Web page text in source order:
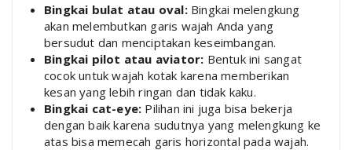
Bingkai bulat atau oval:Bingkai melengkung
akan melembutkan garis wajah Anda yang
bersudut dan menciptakan keseimbangan.
Bingkai pilot atau aviator: Bentuk ini sangat
cocok untuk wajah kotak karena memberikan
kesan yang lebih ringan dan tidak kaku.
Bingkai cat-eye: Pilihan ini juga bisa bekerja
dengan baik karena sudutnya yang melengkung ke
atas bisa memecah garis horizontal pada wajah.